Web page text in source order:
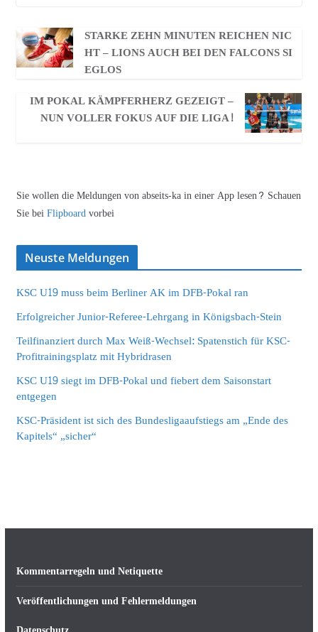
STARKE ZEHN MINUTEN REICHEN NIC
HT – LIONS AUCH BEI DEN FALCONS SI
EGLOS
IM POKAL KÄMPFERHERZ GEZEIGT –
NUN VOLLER FOKUS AUF DIE LIGA!
Sie wollen die Meldungen von abseits-ka in einer App lesen? Schauen
Sie beiFlipboardvorbei
Neuste Meldungen
KSC U19 muss beim Berliner AK im DFB-Pokal ran
Erfolgreicher Junior-Referee-Lehrgang in Königsbach-Stein
Teilfinanziert durch Max Weiß-Wechsel: Spatenstich für KSC-
Profitrainingsplatz mit Hybridrasen
KSC U19 siegt im DFB-Pokal und fiebert dem Saisonstart
entgegen
KSC-Präsident ist sich des Bundesligaaufstiegs am „Ende des
Kapitels“ „sicher“
Kommentarregeln und Netiquette
Veröffentlichungen und Fehlermeldungen